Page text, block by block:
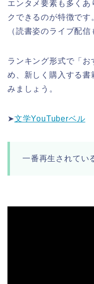
エンタメ要素も多くあ
クできるのが特徴です
（読書姿のライブ配信
ランキング形式で「お
め、新しく購入する書
みましょう。
➤文学YouTuberベル
一番再生されてい